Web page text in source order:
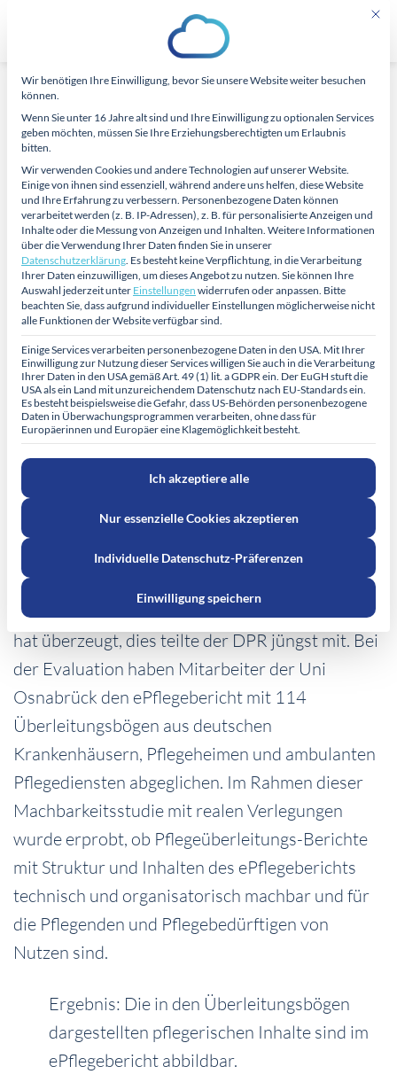
ALLGEMEIN
Elektronischer
Pflegebericht überzeugt
Deutschen Pflegerat
26
Mai
Die Evaluation ist abgeschlossen und vom
Deutschen Pflegerat (DPR) für gut befunden:
Der elektronische Pflegebericht (ePflegebericht)
hat überzeugt, dies teilte der DPR jüngst mit. Bei
der Evaluation haben Mitarbeiter der Uni
Osnabrück den ePflegebericht mit 114
Überleitungsbögen aus deutschen
Krankenhäusern, Pflegeheimen und ambulanten
Pflegediensten abgeglichen. Im Rahmen dieser
Machbarkeitsstudie mit realen Verlegungen
wurde erprobt, ob Pflegeüberleitungs-Berichte
mit Struktur und Inhalten des ePflegeberichts
technisch und organisatorisch machbar und für
die Pflegenden und Pflegebedürftigen von
Nutzen sind.
Ergebnis: Die in den Überleitungsbögen
dargestellten pflegerischen Inhalte sind im
ePflegebericht abbildbar.
Mit
Datenschutz-Präferenz
Wir benötigen Ihre Einwilligung, bevor Sie unsere Website weiter besuchen
können.
Wenn Sie unter 16 Jahre alt sind und Ihre Einwilligung zu optionalen Services
geben möchten, müssen Sie Ihre Erziehungsberechtigten um Erlaubnis
bitten.
Wir verwenden Cookies und andere Technologien auf unserer Website.
Einige von ihnen sind essenziell, während andere uns helfen, diese Website
und Ihre Erfahrung zu verbessern. Personenbezogene Daten können
verarbeitet werden (z. B. IP-Adressen), z. B. für personalisierte Anzeigen und
Inhalte oder die Messung von Anzeigen und Inhalten. Weitere Informationen
über die Verwendung Ihrer Daten finden Sie in unserer
Datenschutzerklärung. Es besteht keine Verpflichtung, in die Verarbeitung
Ihrer Daten einzuwilligen, um dieses Angebot zu nutzen. Sie können Ihre
Auswahl jederzeit unter Einstellungen widerrufen oder anpassen. Bitte
beachten Sie, dass aufgrund individueller Einstellungen möglicherweise nicht
alle Funktionen der Website verfügbar sind.
Einige Services verarbeiten personenbezogene Daten in den USA. Mit Ihrer
Einwilligung zur Nutzung dieser Services willigen Sie auch in die Verarbeitung
Ihrer Daten in den USA gemäß Art. 49 (1) lit. a GDPR ein. Der EuGH stuft die
USA als ein Land mit unzureichendem Datenschutz nach EU-Standards ein.
Es besteht beispielsweise die Gefahr, dass US-Behörden personenbezogene
Daten in Überwachungsprogrammen verarbeiten, ohne dass für
Europäerinnen und Europäer eine Klagemöglichkeit besteht.
Ich akzeptiere alle
Nur essenzielle Cookies akzeptieren
Individuelle Datenschutz-Präferenzen
Einwilligung speichern